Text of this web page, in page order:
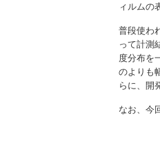
ィルムの
普段使わ
って計測
度分布を
のよりも
らに、開
なお、今